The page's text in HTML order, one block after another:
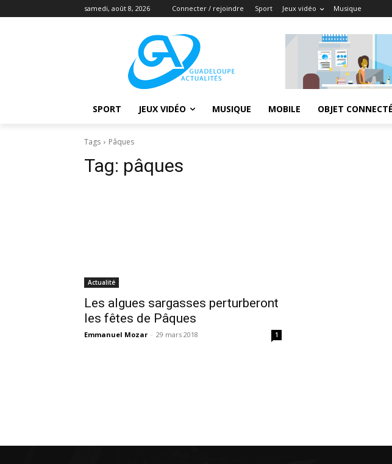
samedi, août 8, 2026 Connecter / rejoindre Sport Jeux vidéo Musique
SPORT JEUX VIDÉO MUSIQUE MOBILE OBJET CONNECTÉ
Tags Pâques
Tag: pâques
Actualité
Les algues sargasses perturberont
les fêtes de Pâques
Emmanuel Mozar - 29 mars 2018 1